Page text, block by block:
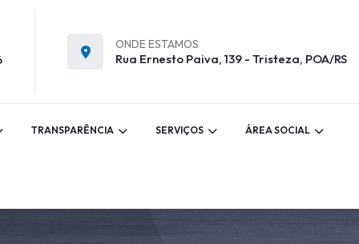
ONDE ESTAMOS
Rua Ernesto Paiva, 139 - Tristeza, POA/RS
TRANSPARÊNCIA SERVIÇOS ÁREA SOCIAL